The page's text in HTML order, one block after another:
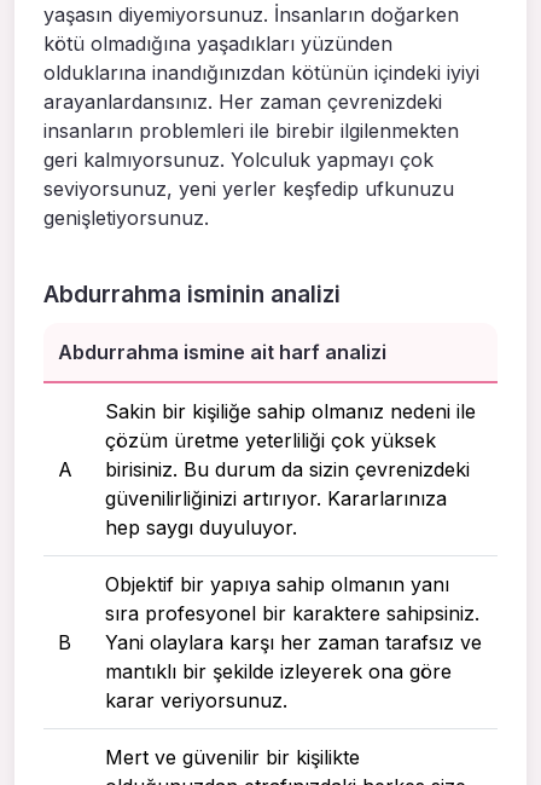
yaşasın diyemiyorsunuz. İnsanların doğarken
kötü olmadığına yaşadıkları yüzünden
olduklarına inandığınızdan kötünün içindeki iyiyi
arayanlardansınız. Her zaman çevrenizdeki
insanların problemleri ile birebir ilgilenmekten
geri kalmıyorsunuz. Yolculuk yapmayı çok
seviyorsunuz, yeni yerler keşfedip ufkunuzu
genişletiyorsunuz.
Abdurrahma isminin analizi
Abdurrahma ismine ait harf analizi
A
Sakin bir kişiliğe sahip olmanız nedeni ile
çözüm üretme yeterliliği çok yüksek
birisiniz. Bu durum da sizin çevrenizdeki
güvenilirliğinizi artırıyor. Kararlarınıza
hep saygı duyuluyor.
B
Objektif bir yapıya sahip olmanın yanı
sıra profesyonel bir karaktere sahipsiniz.
Yani olaylara karşı her zaman tarafsız ve
mantıklı bir şekilde izleyerek ona göre
karar veriyorsunuz.
Mert ve güvenilir bir kişilikte